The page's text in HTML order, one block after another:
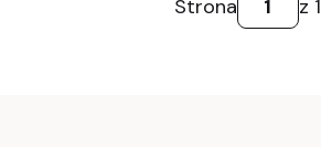
Strona z 1